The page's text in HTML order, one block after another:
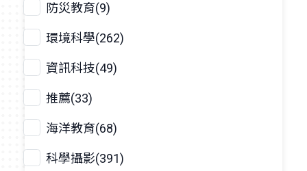
防災教育(9)
環境科學(262)
資訊科技(49)
推薦(33)
海洋教育(68)
科學攝影(391)